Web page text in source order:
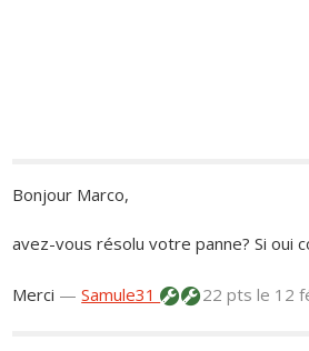
Bonjour Marco,
avez-vous résolu votre panne? Si oui
Merci —Samule31 22 ptsle 12